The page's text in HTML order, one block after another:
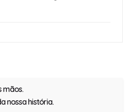
mãos.
nossa história.